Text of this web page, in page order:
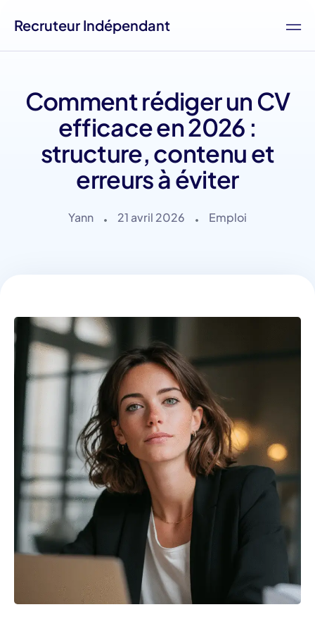
Recruteur Indépendant
Comment rédiger un CV
efficace en 2026 :
structure, contenu et
erreurs à éviter
Yann 21 avril 2026 Emploi